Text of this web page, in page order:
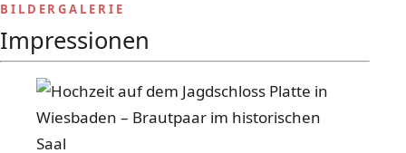
BILDERGALERIE
Impressionen